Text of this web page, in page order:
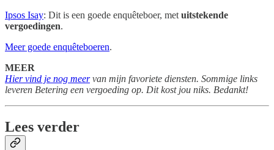
Ipsos Isay: Dit is een goede enquêteboer, met uitstekende
vergoedingen.
Meer goede enquêteboeren.
MEER
Hier vind je nog meervan mijn favoriete diensten. Sommige links
leveren Betering een vergoeding op. Dit kost jou niks. Bedankt!
Lees verder